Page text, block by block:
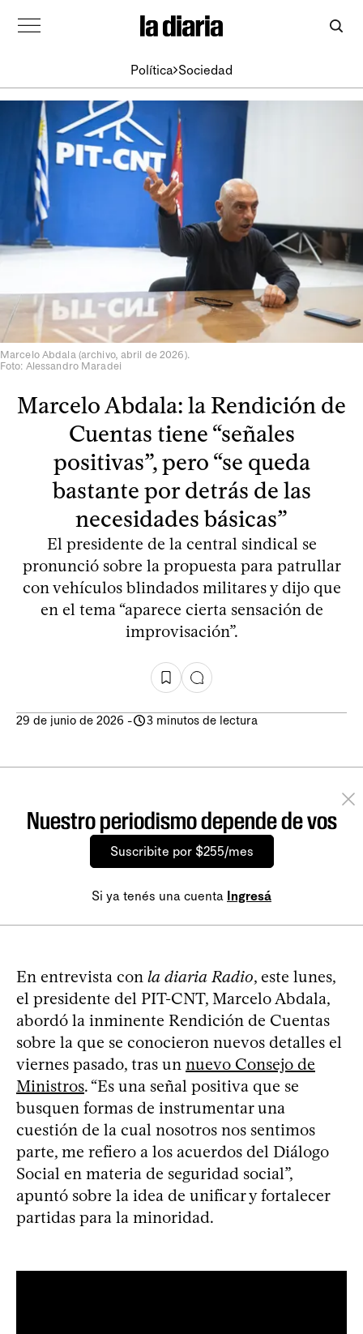
Política Sociedad
Marcelo Abdala (archivo, abril de 2026).
Foto: Alessandro Maradei
Marcelo Abdala: la Rendición de
Cuentas tiene “señales
positivas”, pero “se queda
bastante por detrás de las
necesidades básicas”
El presidente de la central sindical se
pronunció sobre la propuesta para patrullar
con vehículos blindados militares y dijo que
en el tema “aparece cierta sensación de
improvisación”.
29 de junio de 2026 - 3 minutos de lectura
Nuestro periodismo depende de vos
Suscribite por $255/mes
Si ya tenés una cuenta Ingresá
En entrevista con la diaria Radio, este lunes,
el presidente del PIT-CNT, Marcelo Abdala,
abordó la inminente Rendición de Cuentas
sobre la que se conocieron nuevos detalles el
viernes pasado, tras un nuevo Consejo de
Ministros. “Es una señal positiva que se
busquen formas de instrumentar una
cuestión de la cual nosotros nos sentimos
parte, me refiero a los acuerdos del Diálogo
Social en materia de seguridad social”,
apuntó sobre la idea de unificar y fortalecer
partidas para la minoridad.